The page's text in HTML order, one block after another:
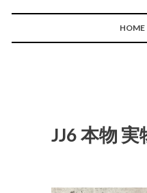
HOME
JJ6 本物